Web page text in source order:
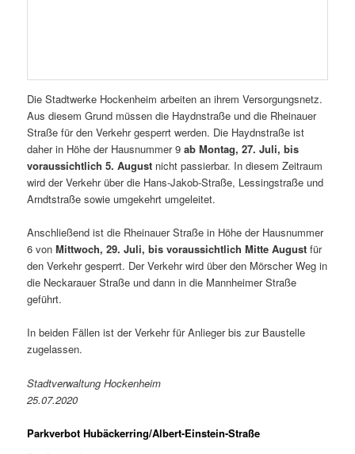
Die Stadtwerke Hockenheim arbeiten an ihrem Versorgungsnetz.
Aus diesem Grund müssen die Haydnstraße und die Rheinauer
Straße für den Verkehr gesperrt werden. Die Haydnstraße ist
daher in Höhe der Hausnummer 9ab Montag, 27. Juli, bis
voraussichtlich 5. August nicht passierbar. In diesem Zeitraum
wird der Verkehr über die Hans-Jakob-Straße, Lessingstraße und
Arndtstraße sowie umgekehrt umgeleitet.
Anschließend ist die Rheinauer Straße in Höhe der Hausnummer
6 vonMittwoch, 29. Juli, bis voraussichtlich Mitte August für
den Verkehr gesperrt. Der Verkehr wird über den Mörscher Weg in
die Neckarauer Straße und dann in die Mannheimer Straße
geführt.
In beiden Fällen ist der Verkehr für Anlieger bis zur Baustelle
zugelassen.
Stadtverwaltung Hockenheim
25.07.2020
Parkverbot Hubäckerring/Albert-Einstein-Straße